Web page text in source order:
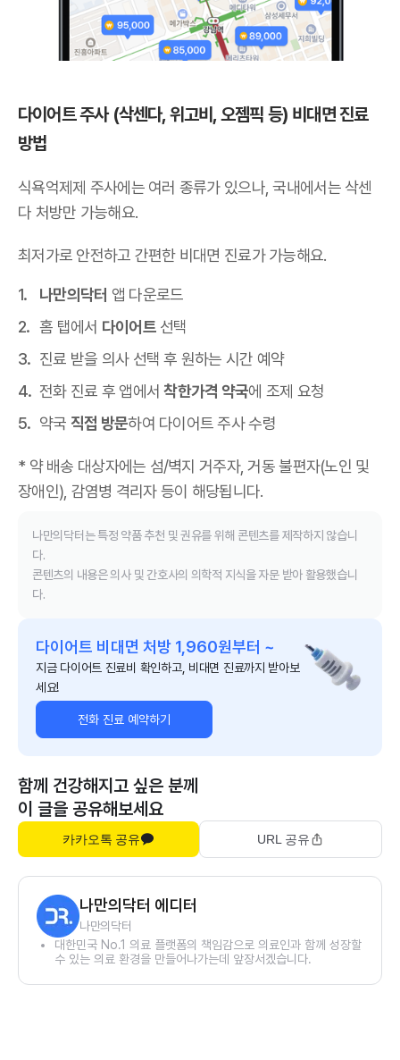
다이어트 주사 (삭센다, 위고비, 오젬픽 등) 비대면 진료
방법
식욕억제제 주사에는 여러 종류가 있으나,국내에서는 삭센
다 처방만 가능해요.
최저가로 안전하고 간편한 비대면 진료가 가능해요.
나만의닥터 앱 다운로드
홈 탭에서 다이어트선택
진료 받을 의사 선택 후 원하는 시간 예약
전화 진료 후 앱에서착한가격 약국에 조제 요청
약국 직접 방문하여 다이어트 주사 수령
* 약 배송 대상자에는 섬/벽지 거주자, 거동 불편자(노인 및
장애인), 감염병 격리자 등이 해당됩니다.
나만의닥터는 특정 약품 추천 및 권유를 위해 콘텐츠를 제작하지 않습니
다.
콘텐츠의 내용은 의사 및 간호사의 의학적 지식을 자문 받아 활용했습니
다.
다이어트 비대면 처방 1,960원부터 ~
지금 다이어트 진료비 확인하고, 비대면 진료까지 받아보
세요!
전화 진료 예약하기
함께 건강해지고 싶은 분께
이 글을 공유해보세요
카카오톡 공유 URL 공유
나만의닥터 에디터
나만의닥터
대한민국 No.1 의료 플랫폼의 책임감으로 의료인과 함께 성장할
수 있는 의료 환경을 만들어나가는데 앞장서겠습니다.